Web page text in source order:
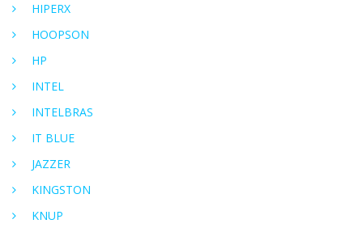
HIPERX
HOOPSON
HP
INTEL
INTELBRAS
IT BLUE
JAZZER
KINGSTON
KNUP